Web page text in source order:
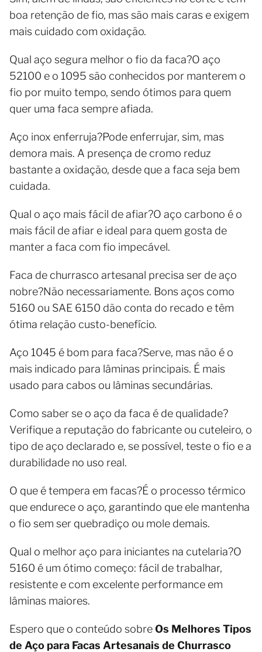
boa retenção de fio, mas são mais caras e exigem
mais cuidado com oxidação.
Qual aço segura melhor o fio da faca?O aço
52100 e o 1095 são conhecidos por manterem o
fio por muito tempo, sendo ótimos para quem
quer uma faca sempre afiada.
Aço inox enferruja?Pode enferrujar, sim, mas
demora mais. A presença de cromo reduz
bastante a oxidação, desde que a faca seja bem
cuidada.
Qual o aço mais fácil de afiar?O aço carbono é o
mais fácil de afiar e ideal para quem gosta de
manter a faca com fio impecável.
Faca de churrasco artesanal precisa ser de aço
nobre?Não necessariamente. Bons aços como
5160 ou SAE 6150 dão conta do recado e têm
ótima relação custo-benefício.
Aço 1045 é bom para faca?Serve, mas não é o
mais indicado para lâminas principais. É mais
usado para cabos ou lâminas secundárias.
Como saber se o aço da faca é de qualidade?
Verifique a reputação do fabricante ou cuteleiro, o
tipo de aço declarado e, se possível, teste o fio e a
durabilidade no uso real.
O que é tempera em facas?É o processo térmico
que endurece o aço, garantindo que ele mantenha
o fio sem ser quebradiço ou mole demais.
Qual o melhor aço para iniciantes na cutelaria?O
5160 é um ótimo começo: fácil de trabalhar,
resistente e com excelente performance em
lâminas maiores.
Espero que o conteúdo sobreOs Melhores Tipos
de Aço para Facas Artesanais de Churrasco